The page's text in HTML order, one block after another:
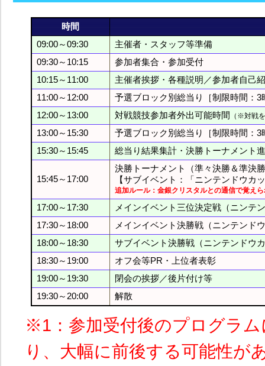
時間
09:00～09:30
主催者・スタッフ等準備
09:30～10:15
参加者集合・参加受付
10:15～11:00
主催者挨拶・各種説明／参加者自己
11:00～12:00
予選ブロック別総当り［制限時間：3
12:00～13:00
対戦競技参加者外出可能時間 （※対戦
13:00～15:30
予選ブロック別総当り［制限時間：3
15:30～15:45
総当り結果集計・決勝トーナメント
15:45～17:00
決勝トーナメント（準々決勝＆準決
【サブイベント：「ニンテンドウ
追加ルール：金銀クリスタルとの通信で覚え
17:00～17:30
メインイベント三位決定戦（ニンテ
17:30～18:00
メインイベント決勝戦（ニンテンド
18:00～18:30
サブイベント決勝戦（ニンテンドウ
18:30～19:00
オフ会等PR・上位者表彰
19:00～19:30
閉会の挨拶／後片付け等
19:30～20:00
解散
※1：参加受付後のプログラ
り、大幅に前後する可能性が